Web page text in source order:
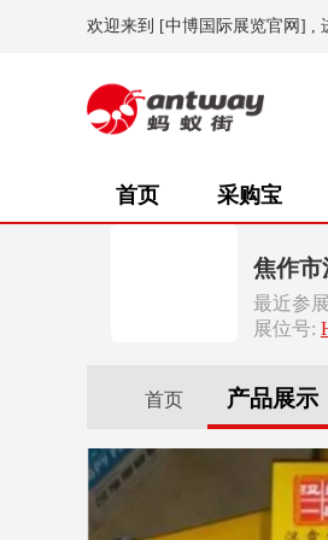
欢迎来到 [中博国际展览官网] ,
首页 采购宝
焦作市
最近参
展位号:
首页 产品展示